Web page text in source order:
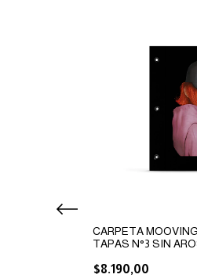
CARPETA
TAPAS N°3 SIN
$8.190,00